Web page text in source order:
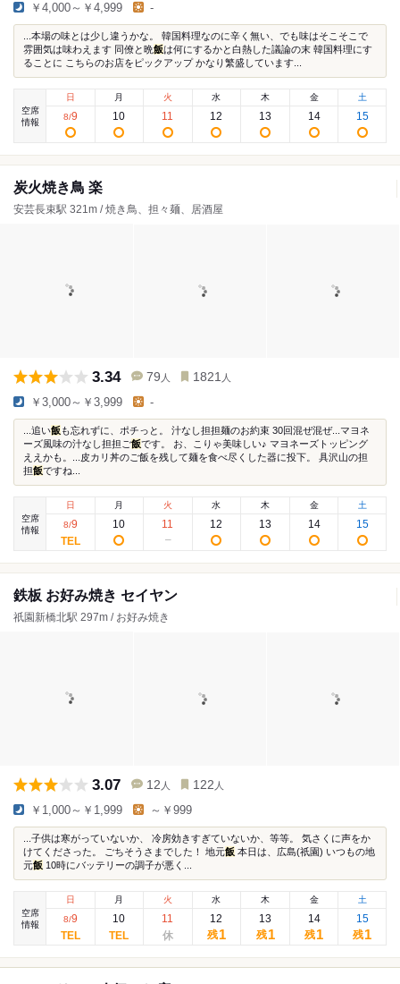
￥4,000～￥4,999 -
...本場の味とは少し違うかな。 韓国料理なのに辛く無い、でも味はそこそこで
雰囲気は味わえます 同僚と晩飯は何にするかと白熱した議論の末 韓国料理にす
ることに こちらのお店をピックアップ かなり繁盛しています...
空席
情報
日
8/9
月
10
火
11
水
12
木
13
金
14
土
15
炭火焼き鳥 楽
安芸長束駅 321m / 焼き鳥、担々麺、居酒屋
3.34 79 人 1821 人
￥3,000～￥3,999 -
...追い飯 も忘れずに、ポチっと。 汁なし担担麺のお約束 30回混ぜ混ぜ...マヨネ
ーズ風味の汁なし担担ご飯です。 お、こりゃ美味しい♪ マヨネーズトッピング
ええかも。...皮カリ丼のご飯を残して麺を食べ尽くした器に投下。 具沢山の担
担飯ですね...
空席
情報
日
8/9
月
10
火
11
水
12
木
13
金
14
土
15
鉄板 お好み焼き セイヤン
祇園新橋北駅 297m / お好み焼き
3.07 12 人 122 人
￥1,000～￥1,999 ～￥999
...子供は寒がっていないか、 冷房効きすぎていないか、等等。 気さくに声をか
けてくださった。 ごちそうさまでした！ 地元飯 本日は、広島(祇園) いつもの地
元飯 10時にバッテリーの調子が悪く...
空席
情報
日
8/9
月
10
火
11
水
12
残1
木
13
残1
金
14
残1
土
15
残1